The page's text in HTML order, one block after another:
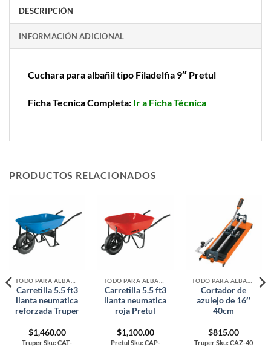
DESCRIPCIÓN
INFORMACIÓN ADICIONAL
Cuchara para albañil tipo Filadelfia 9″ Pretul
Ficha Tecnica Completa: Ir a Ficha Técnica
PRODUCTOS RELACIONADOS
Carretilla 5.5 ft3
llanta neumatica
reforzada Truper
$1,460.00
Truper Sku: CAT-
Carretilla 5.5 ft3
llanta neumatica
roja Pretul
$1,100.00
Pretul Sku: CAP-
Cortador de
azulejo de 16″
40cm
$815.00
Truper Sku: CAZ-40